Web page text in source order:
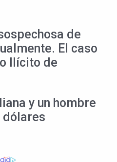
de
El caso
Ilícito de
y un hombre
dólares